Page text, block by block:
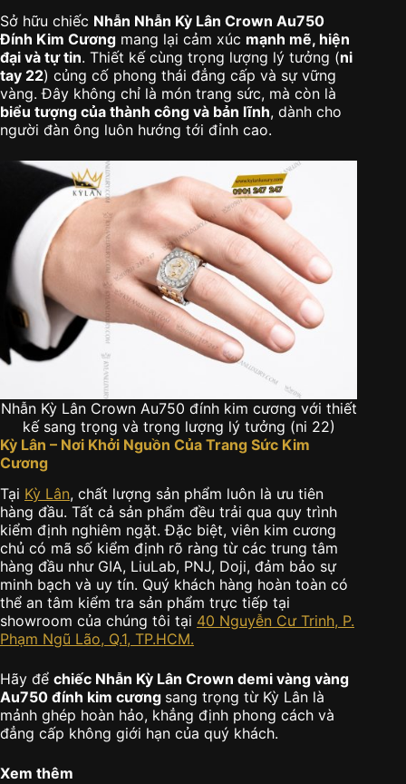
Sở hữu chiếc Nhẫn Nhẫn Kỳ Lân Crown Au750
Đính Kim Cương mang lại cảm xúc mạnh mẽ, hiện
đại và tự tin. Thiết kế cùng trọng lượng lý tưởng (ni
tay 22) củng cố phong thái đẳng cấp và sự vững
vàng. Đây không chỉ là món trang sức, mà còn là
biểu tượng của thành công và bản lĩnh, dành cho
người đàn ông luôn hướng tới đỉnh cao.
Nhẫn Kỳ Lân Crown Au750 đính kim cương với thiết
kế sang trọng và trọng lượng lý tưởng (ni 22)
Kỳ Lân – Nơi Khởi Nguồn Của Trang Sức Kim
Cương
Tại Kỳ Lân, chất lượng sản phẩm luôn là ưu tiên
hàng đầu. Tất cả sản phẩm đều trải qua quy trình
kiểm định nghiêm ngặt. Đặc biệt, viên kim cương
chủ có mã số kiểm định rõ ràng từ các trung tâm
hàng đầu như GIA, LiuLab, PNJ, Doji, đảm bảo sự
minh bạch và uy tín. Quý khách hàng hoàn toàn có
thể an tâm kiểm tra sản phẩm trực tiếp tại
showroom của chúng tôi tại 40 Nguyễn Cư Trinh, P.
Phạm Ngũ Lão, Q.1, TP.HCM.
Hãy để chiếc Nhẫn Kỳ Lân Crown demi vàng vàng
Au750 đính kim cương sang trọng từ Kỳ Lân là
mảnh ghép hoàn hảo, khẳng định phong cách và
đẳng cấp không giới hạn của quý khách.
Xem thêm